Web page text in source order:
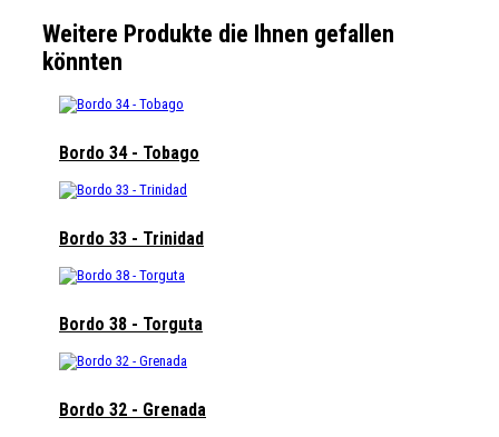
Weitere Produkte die Ihnen gefallen
könnten
Bordo 34 - Tobago
Bordo 33 - Trinidad
Bordo 38 - Torguta
Bordo 32 - Grenada